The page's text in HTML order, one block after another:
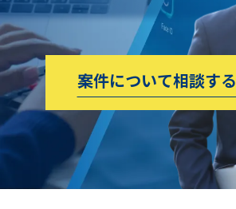
人材をお探しの企業様
案件について相談
案件について相談する